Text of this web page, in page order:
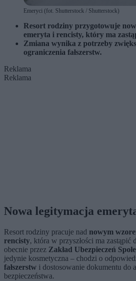
Emeryci (fot. Shutterstock / Shutterstock)
Resort rodziny przygotowuje
emeryta i rencisty, który ma
Zmiana wynika z potrzeby
ograniczenia fałszerstw.
Reklama
Reklama
Nowa legitymacja
Resort rodziny pracuje nad nowym
rencisty, która w przyszłości ma
obecnie przez Zakład Ubezpieczeń
jedynie kosmetyczna – chodzi o
fałszerstw i dostosowanie dokumentu do
bezpieczeństwa.